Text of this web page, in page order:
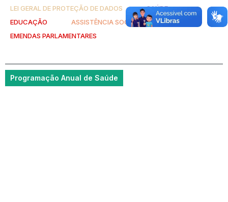
LEI GERAL DE PROTEÇÃO DE DADOS
SAÚDE
EDUCAÇÃO
ASSISTÊNCIA SOCIAL
EMENDAS PARLAMENTARES
Programação Anual de Saúde